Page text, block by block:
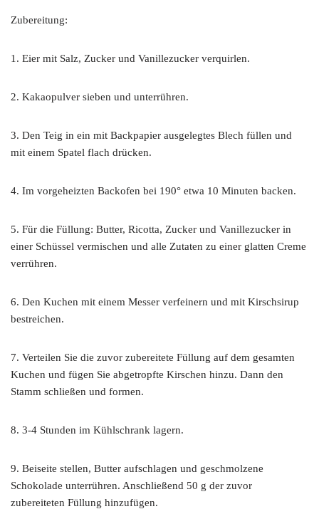
Zubereitung:
1. Eier mit Salz, Zucker und Vanillezucker verquirlen.
2. Kakaopulver sieben und unterrühren.
3. Den Teig in ein mit Backpapier ausgelegtes Blech füllen und
mit einem Spatel flach drücken.
4. Im vorgeheizten Backofen bei 190° etwa 10 Minuten backen.
5. Für die Füllung: Butter, Ricotta, Zucker und Vanillezucker in
einer Schüssel vermischen und alle Zutaten zu einer glatten Creme
verrühren.
6. Den Kuchen mit einem Messer verfeinern und mit Kirschsirup
bestreichen.
7. Verteilen Sie die zuvor zubereitete Füllung auf dem gesamten
Kuchen und fügen Sie abgetropfte Kirschen hinzu. Dann den
Stamm schließen und formen.
8. 3-4 Stunden im Kühlschrank lagern.
9. Beiseite stellen, Butter aufschlagen und geschmolzene
Schokolade unterrühren. Anschließend 50 g der zuvor
zubereiteten Füllung hinzufügen.